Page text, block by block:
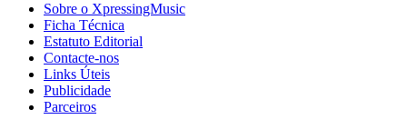
Sobre o XpressingMusic
Ficha Técnica
Estatuto Editorial
Contacte-nos
Links Úteis
Publicidade
Parceiros